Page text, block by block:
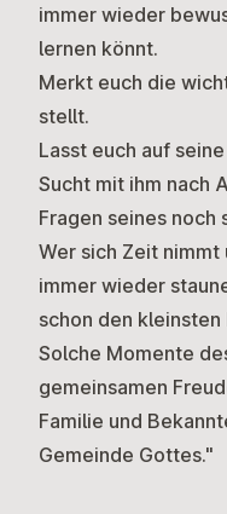
immer wieder
lernen könnt.
Merkt euch die
stellt.
Lasst euch auf
Sucht mit ihm nach
Fragen seines noch
Wer sich Zeit
immer wieder
schon den
Solche Momente
gemeinsamen
Familie und
Gemeinde Gottes."